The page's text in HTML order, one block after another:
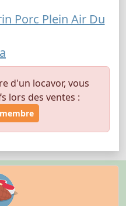
Porc Plein Air Du
d'un locavor, vous
lors des ventes :